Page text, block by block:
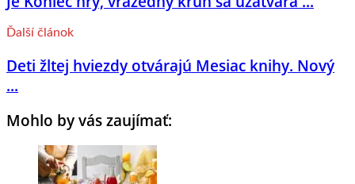
Ďalší článok
Deti žltej hviezdy otvárajú Mesiac knihy. Nový
...
Mohlo by vás zaujímať: